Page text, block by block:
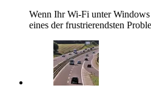
Wenn Ihr Wi-Fi unter
eines der frustrierendsten